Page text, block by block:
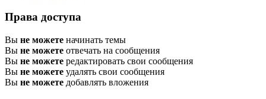
Права доступа
Вы не можете начинать темы
Вы не можете отвечать на сообщения
Вы не можете редактировать свои сообщения
Вы не можете удалять свои сообщения
Вы не можете добавлять вложения